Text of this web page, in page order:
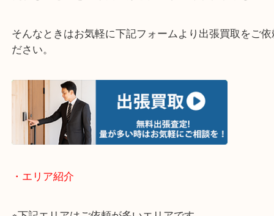
・どんなご相談もお気軽にお問い合わせください
終活・遺品整理・生前整理・断捨離・引っ越し
物を整理するケースは年々増加傾向です。
当店ではそういったお困りの方からのご依頼も大